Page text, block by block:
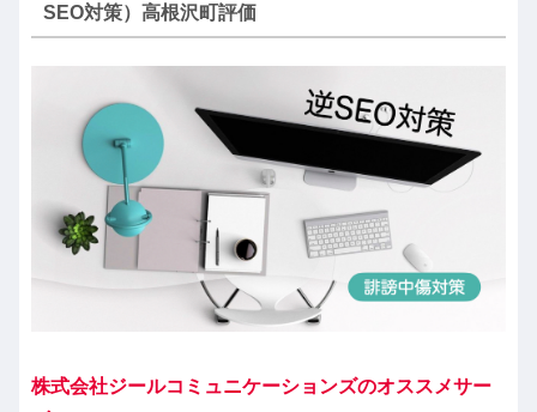
SEO対策）高根沢町評価
株式会社ジールコミュニケーションズのオススメサー